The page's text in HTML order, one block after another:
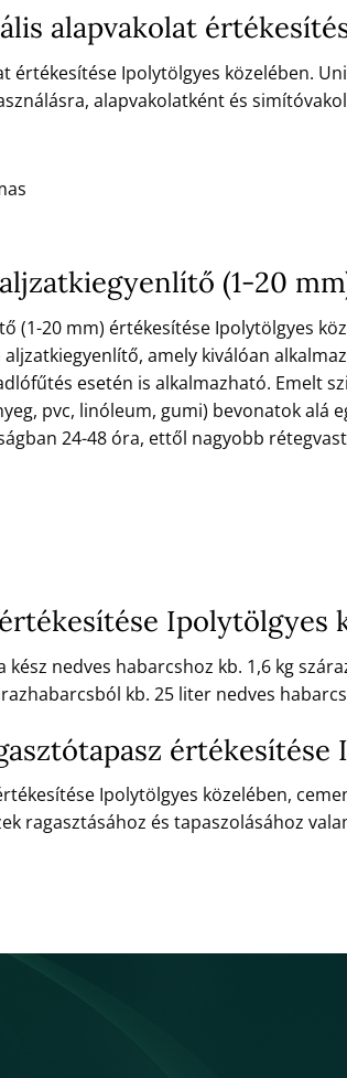
alapvakolat
értékesítése Ipolytölgyes közelében.
alapvakolatként és
(1-20
(1-20 mm) értékesítése Ipolytölgyes
amely kiválóan
esetén is alkalmazható. Emelt
pvc, linóleum, gumi) bevonatok alá
24-48 óra, ettől nagyobb
Ipolytölgyes
nedves habarcshoz kb. 1,6 kg
kb. 25 liter nedves
értékesítése
Ipolytölgyes közelében,
ragasztásához és tapaszolásához